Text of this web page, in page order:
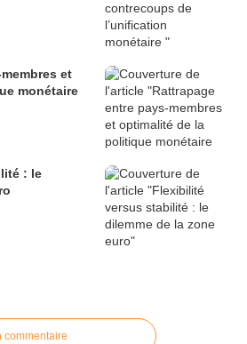
et
monétaire
: le
commentaire